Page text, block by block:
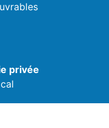
privée